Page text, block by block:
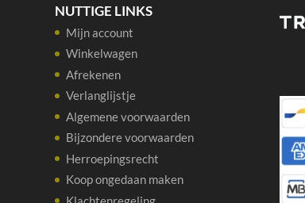
NUTTIGE LINKS
Mijn account
Winkelwagen
Afrekenen
Verlanglijstje
Algemene voorwaarden
Bijzondere voorwaarden
Herroepingsrecht
Koop ongedaan maken